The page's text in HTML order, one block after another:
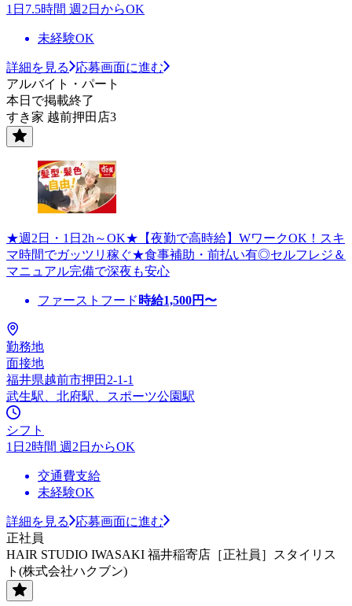
1日7.5時間 週2日からOK
未経験OK
詳細を見る
応募画面に進む
アルバイト・パート
本日で掲載終了
すき家 越前押田店3
★週2日・1日2h～OK★【夜勤で高時給】WワークOK！スキ
マ時間でガッツリ稼ぐ★食事補助・前払い有◎セルフレジ＆
マニュアル完備で深夜も安心
ファーストフード 時給1,500円〜
勤務地
面接地
福井県越前市押田2-1-1
武生駅、北府駅、スポーツ公園駅
シフト
1日2時間 週2日からOK
交通費支給
未経験OK
詳細を見る
応募画面に進む
正社員
HAIR STUDIO IWASAKI 福井稲寄店［正社員］スタイリス
ト(株式会社ハクブン)